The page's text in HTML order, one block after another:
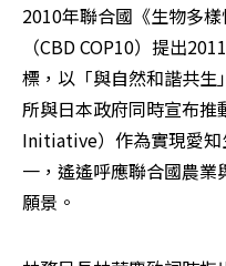
2010年聯合國《生物多
（CBD COP10）提出
標，以「與自然和諧共
所與日本政府同時宣布
Initiative）作為實現愛知
一，遙遙呼應聯合國農業
願景。